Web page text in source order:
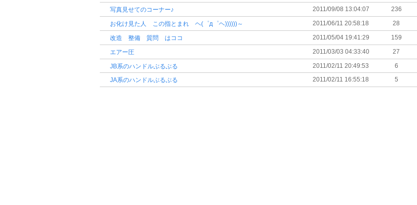
写真見せてのコーナー♪ 2011/09/08 13:04:07 236
お化け見た人 この指とまれ ヘ(゜д゜ヘ))))))～ 2011/06/11 20:58:18 28
改造 整備 質問 はココ 2011/05/04 19:41:29 159
エアー圧 2011/03/03 04:33:40 27
JB系のハンドルぶるぶる 2011/02/11 20:49:53 6
JA系のハンドルぶるぶる 2011/02/11 16:55:18 5